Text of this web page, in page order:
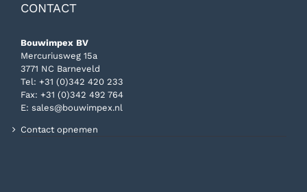
CONTACT
Bouwimpex BV
Mercuriusweg 15a
3771 NC Barneveld
Tel: +31 (0)342 420 233
Fax: +31 (0)342 492 764
E: sales@bouwimpex.nl
Contact opnemen